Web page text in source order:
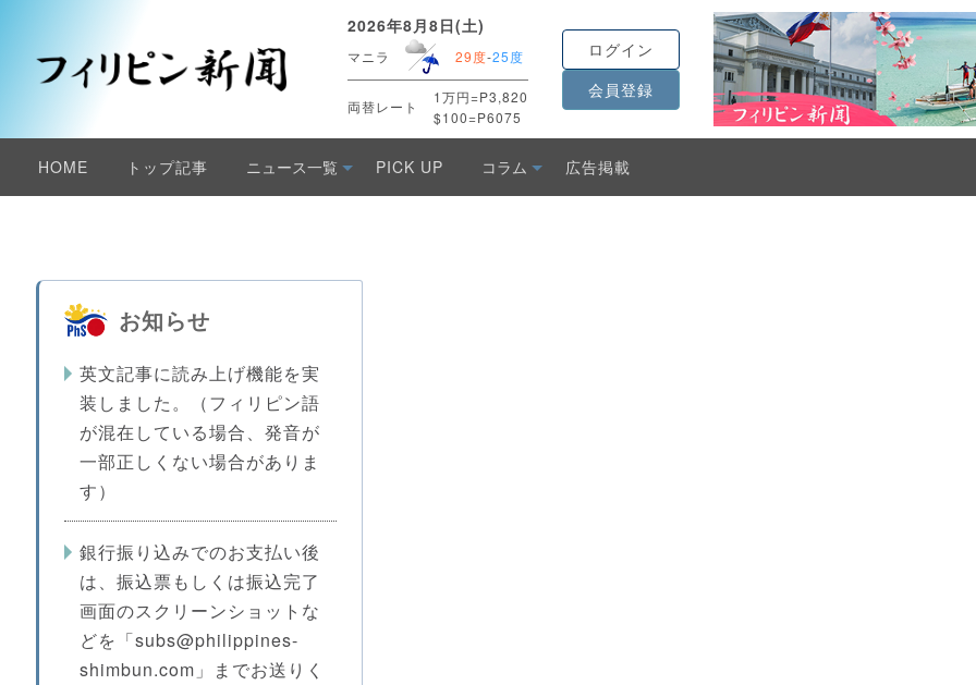
2026年8月8日(土)
マニラ 29度-25度
両替レート
1万円=P3,820
$100=P6075
ログイン
会員登録
HOME トップ記事 ニュース一覧 PICK UP コラム 広告掲載
お知らせ
英文記事に読み上げ機能を実
装しました。（フィリピン語
が混在している場合、発音が
一部正しくない場合がありま
す）
銀行振り込みでのお支払い後
は、振込票もしくは振込完了
画面のスクリーンショットな
どを「subs@philippines-
shimbun.com」までお送りく